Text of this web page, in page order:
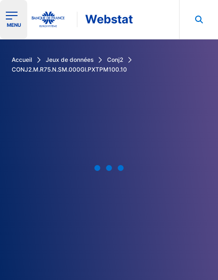
Ouvrir le menu de navigation
MENU Webstat
Accueil Jeux de données
Conj2
CONJ2.M.R75.N.SM.000GI.PXTPM100.10